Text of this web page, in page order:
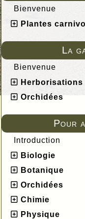
Bienvenue
Plantes
La
Bienvenue
Herborisations
Orchidées
Pour
Introduction
Biologie
Botanique
Orchidées
Chimie
Physique